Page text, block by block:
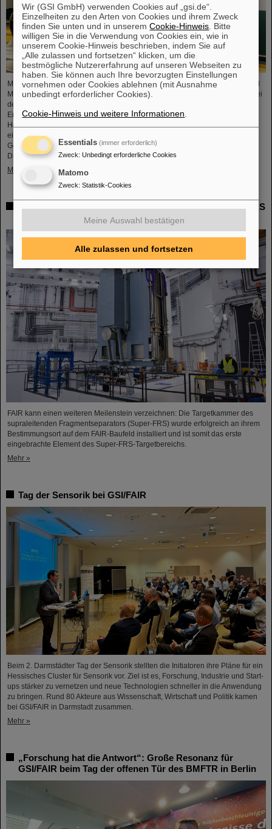
Mikrosysteme sind unverzichtbare Sensor-Komponenten in der Medizin- und
Mobilitätstechnik, Cybersicherheit und Kommunikationstechnologie sowie bei
der Steuerung vernetzter Fertigungsprozesse. Aber auch für die
Energiewende sind sie von wachsender Bedeutung. Forschende der
Hochschule RheinMain (HSRM) entwickeln am Campus Rüsselsheim nun
eine Plattform zur Mikro-Nano-Integration von neuartigen Sensorelementen.
Gemeinsam mit dem GSI Helmholtzzentrum für Schwerionenforschung in
Darmstadt und der…
Mehr »
Millimeterarbeit im Tunnel – Targetkammer des Super-FRS
FAIR kann einen weiteren Meilenstein verzeichnen: Die Targetkammer des
supraleitenden Fragmentseparators (Super-FRS) wurde erfolgreich an ihrem
Bestimmungsort auf dem FAIR-Baufeld installiert und ist somit das erste
eingebrachte Element des Super-FRS-Targetbereichs.
Mehr »
Tag der Sensorik bei GSI/FAIR
Beim 2. Darmstädter Tag der Sensorik stellten die Initiatoren ihre Pläne für ein
Hessisches Cluster für Sensorik vor. Ziel ist es, Forschung, Industrie und Start-
ups stärker zu vernetzen und neue Technologien schneller in die Anwendung
zu bringen. Rund 80 Akteure aus Wissenschaft, Wirtschaft und Politik kamen
bei GSI/FAIR in Darmstadt zusammen.
Mehr »
„Forschung hat die Antwort“: Große Resonanz für
GSI/FAIR beim Tag der offenen Tür des BMFTR in Berlin
Wir (GSI GmbH) verwenden Cookies auf „gsi.de“.
Einzelheiten zu den Arten von Cookies und ihrem Zweck
finden Sie unten und in unseremCookie-Hinweis . Bitte
willigen Sie in die Verwendung von Cookies ein, wie in
unserem Cookie-Hinweis beschrieben, indem Sie auf
„Alle zulassen und fortsetzen“ klicken, um die
bestmögliche Nutzererfahrung auf unseren Webseiten zu
haben. Sie können auch Ihre bevorzugten Einstellungen
vornehmen oder Cookies ablehnen (mit Ausnahme
unbedingt erforderlicher Cookies).
Cookie-Hinweis und weitere Informationen
Essentials (immer erforderlich)
Zweck: Unbedingt erforderliche Cookies
Matomo
Zweck: Statistik-Cookies
Meine Auswahl bestätigen
Alle zulassen und fortsetzen